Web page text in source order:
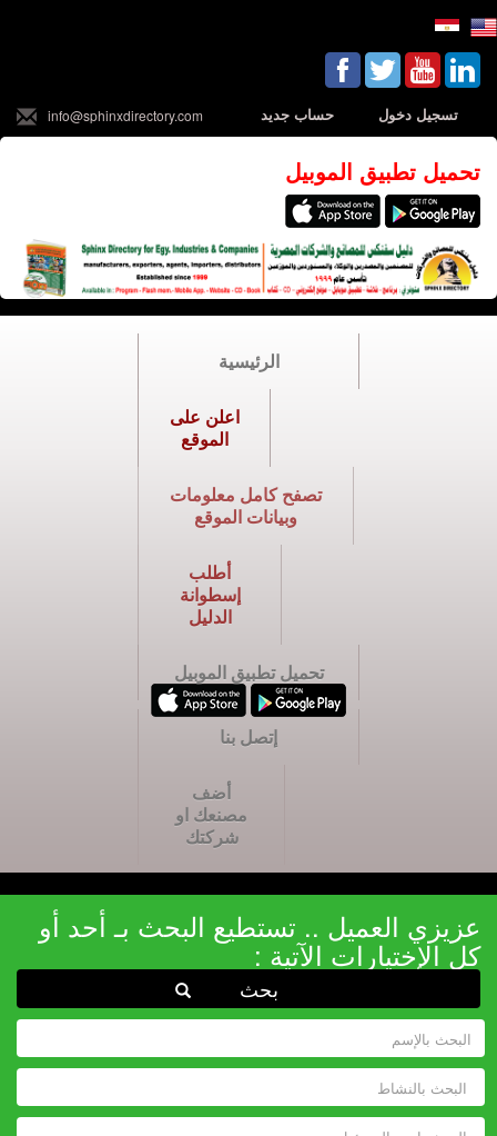
تسجيل دخول حساب جديد info@sphinxdirectory.com
تحميل تطبيق الموبيل
الرئيسية
اعلن على
الموقع
تصفح كامل معلومات
وبيانات الموقع
أطلب
إسطوانة
الدليل
تحميل تطبيق الموبيل
إتصل بنا
أضف
مصنعك او
شركتك
عزيزي العميل .. تستطيع البحث بـ أحد أو
كل الإختيارات الآتية :